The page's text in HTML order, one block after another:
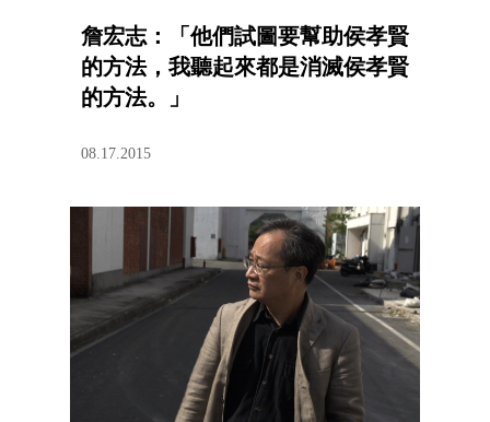
詹宏志：「他們試圖要幫助侯孝賢
的方法，我聽起來都是消滅侯孝賢
的方法。」
08.17.2015